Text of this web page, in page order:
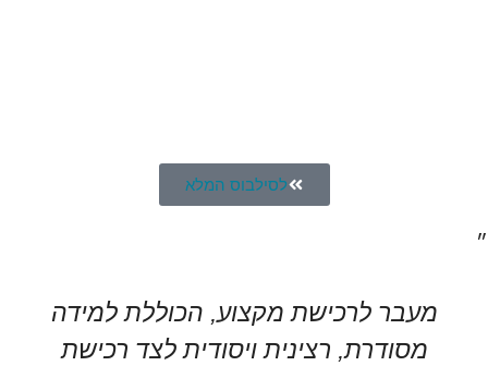
לסילבוס המלא
״
מעבר לרכישת מקצוע, הכוללת למידה
מסודרת, רצינית ויסודית לצד רכישת